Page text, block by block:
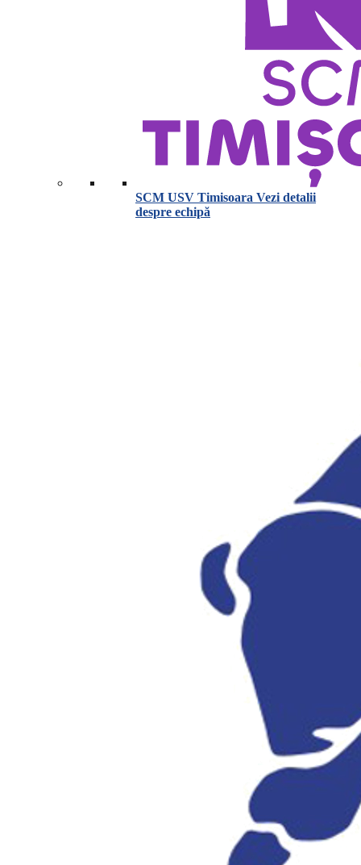
SCM USV Timisoara Vezi detalii
despre echipă